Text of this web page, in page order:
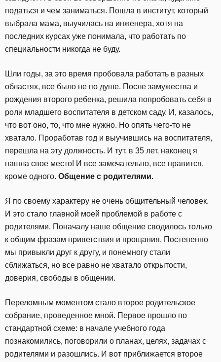
податься и чем заниматься. Пошла в институт, который
выбрала мама, выучилась на инженера, хотя на
последних курсах уже понимала, что работать по
специальности никогда не буду.
Шли годы, за это время пробовала работать в разных
областях, все было не по душе. После замужества и
рождения второго ребенка, решила попробовать себя в
роли младшего воспитателя в детском саду. И, казалось,
что вот оно, то, что мне нужно. Но опять чего-то не
хватало. Проработав год и выучившись на воспитателя,
перешла на эту должность. И тут, в 35 лет, наконец я
нашла свое место! И все замечательно, все нравится,
кроме одного. Общение с родителями.
Я по своему характеру не очень общительный человек.
И это стало главной моей проблемой в работе с
родителями. Поначалу наше общение сводилось только
к общим фразам приветствия и прощания. Постепенно
мы привыкли друг к другу, и понемногу стали
сближаться, но все равно не хватало открытости,
доверия, свободы в общении.
Переломным моментом стало второе родительское
собрание, проведенное мной. Первое прошло по
стандартной схеме: в начале учебного года
познакомились, поговорили о планах, целях, задачах с
родителями и разошлись. И вот приближается второе